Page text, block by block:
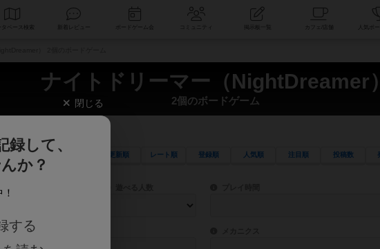
データベース コミュニティ
ナイトドリーマー（NightDreamer）
2個のボードゲーム
更新順 レート順 登録順 人気順 注目順 投稿数
を対象にフリーワード検索ができます。
ー名を指定して検索できます。
ー 目安となる所要時間を指定することができ
世界観や登場人物などモチーフ・ストーリーを指定することができます。直感的にゲームシステムを理解
テーマ/フレーバー ゲーム性を構成するコアシステムです。主
閉じる
して、
か？
する